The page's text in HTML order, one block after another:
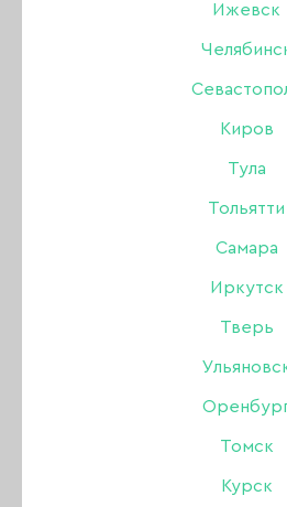
Ижевск
Киров
Тула
Тольятти
Самара
Иркутск
Тверь
Томск
Курск
В наличии в интернет-
и прочности акрила.